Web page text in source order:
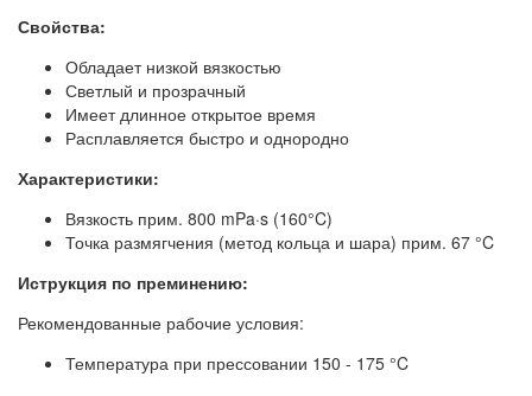
Свойства:
Обладает низкой вязкостью
Светлый и прозрачный
Имеет длинное открытое время
Расплавляется быстро и однородно
Характеристики:
Вязкость прим. 800 mPa·s (160°C)
Точка размягчения (метод кольца и шара) прим. 67 °C
Иструкция по преминению:
Рекомендованные рабочие условия:
Температура при прессовании 150 - 175 °C